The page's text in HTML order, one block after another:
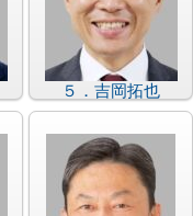
５．吉岡拓也